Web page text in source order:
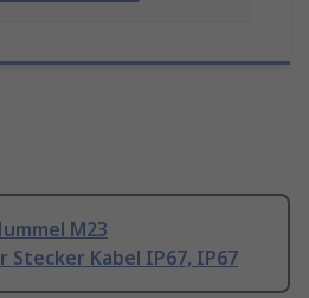
M23
Kabel IP67, IP67